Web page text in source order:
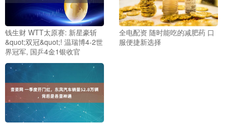
钱生财 WTT太原赛: 新星豪斩
&quot;双冠&quot;! 温瑞博4-2世
界冠军, 国乒4金1银收官
全电配资 随时能吃的减肥药 口
服便捷新选择